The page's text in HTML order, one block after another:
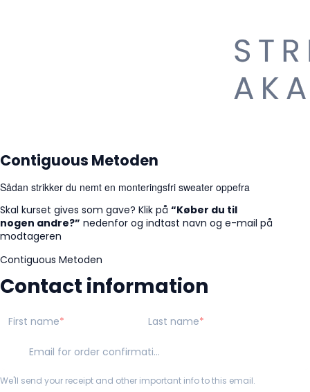
Contiguous Metoden
Sådan strikker du nemt en monteringsfri sweater oppefra
Skal kurset gives som gave? Klik på “Køber du til
nogen andre?” nedenfor og indtast navn og e-mail på
modtageren
Contiguous Metoden
Contact information
First name Last name
Email for order confirmation
We'll send your receipt and other important info to this email.